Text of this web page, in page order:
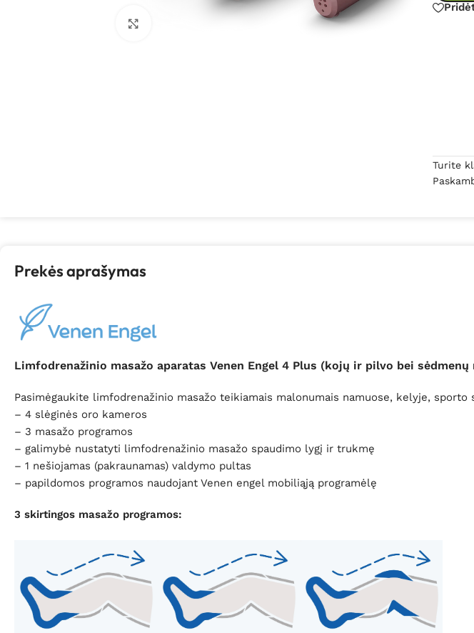
Turite
Prekės aprašymas
Limfodrenažinio masažo aparatas Venen Engel 4 Plus (kojų ir pilvo bei sėdmenų
Pasimėgaukite limfodrenažinio masažo teikiamais malonumais namuose, kelyje,
– 4 slėginės oro kameros
– 3 masažo programos
– galimybė nustatyti limfodrenažinio masažo spaudimo lygį ir trukmę
– 1 nešiojamas (pakraunamas) valdymo pultas
– papildomos programos naudojant Venen engel mobiliąją programėlę
3 skirtingos masažo programos: